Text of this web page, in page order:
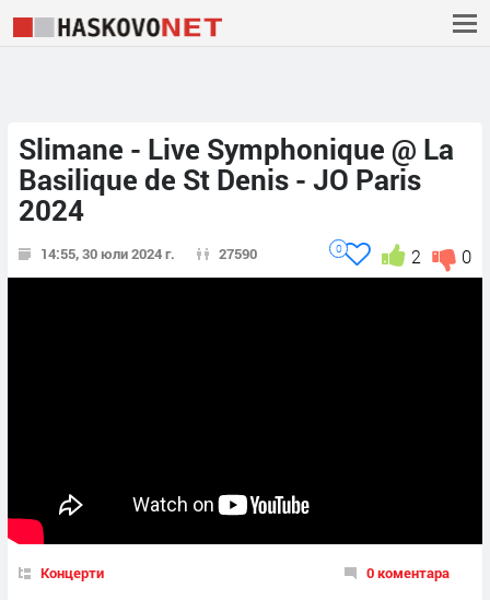
Slimane - Live Symphonique @ La
Basilique de St Denis - JO Paris
2024
14:55, 30 юли 2024 г. 27590 0
2
0
Концерти 0 коментара